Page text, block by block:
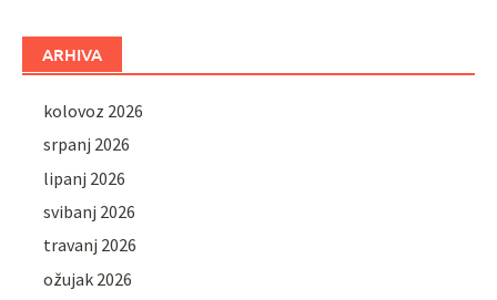
ARHIVA
kolovoz 2026
srpanj 2026
lipanj 2026
svibanj 2026
travanj 2026
ožujak 2026